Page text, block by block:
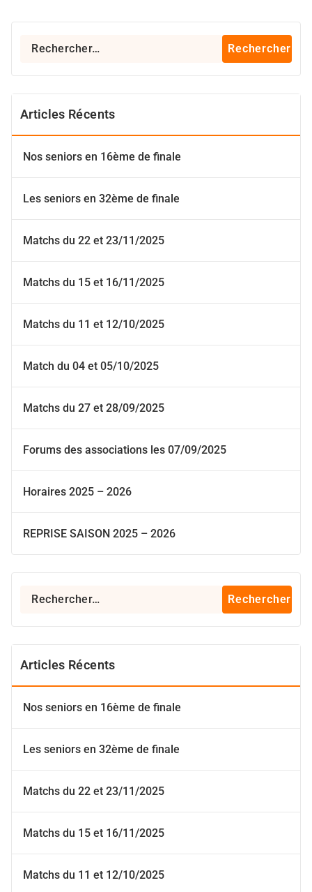
Rechercher :
Articles Récents
Nos seniors en 16ème de finale
Les seniors en 32ème de finale
Matchs du 22 et 23/11/2025
Matchs du 15 et 16/11/2025
Matchs du 11 et 12/10/2025
Match du 04 et 05/10/2025
Matchs du 27 et 28/09/2025
Forums des associations les 07/09/2025
Horaires 2025 – 2026
REPRISE SAISON 2025 – 2026
Rechercher :
Articles Récents
Nos seniors en 16ème de finale
Les seniors en 32ème de finale
Matchs du 22 et 23/11/2025
Matchs du 15 et 16/11/2025
Matchs du 11 et 12/10/2025